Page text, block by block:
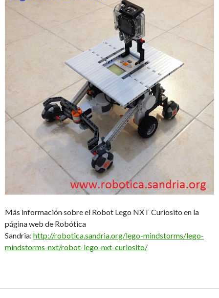
Más información sobre el Robot Lego NXT Curiosito en la
página web de Robótica
Sandria: http://robotica.sandria.org/lego-mindstorms/lego-
mindstorms-nxt/robot-lego-nxt-curiosito/